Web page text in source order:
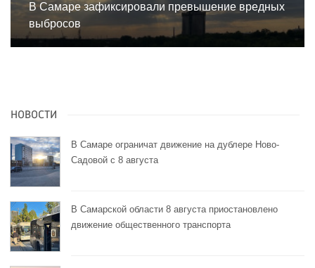
В Самаре зафиксировали превышение вредных
выбросов
НОВОСТИ
В Самаре ограничат движение на дублере Ново-
Садовой с 8 августа
В Самарской области 8 августа приостановлено
движение общественного транспорта